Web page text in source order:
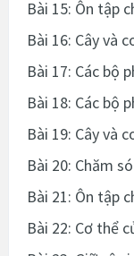
Bài 15: Ôn tập
Bài 16: Cây và
Bài 17: Các bộ
Bài 18: Các bộ
Bài 19: Cây và
Bài 20: Chăm
Bài 21: Ôn tập
Bài 22: Cơ thể